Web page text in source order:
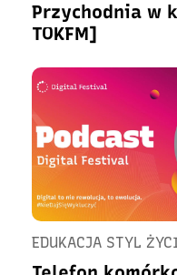
Przychodnia w
TOKFM]
EDUKACJA STYL